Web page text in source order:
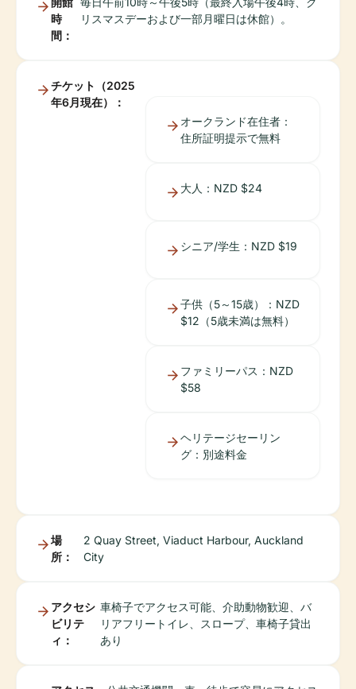
時
間：
リスマスデーおよび一部月曜日は休館）。
チケット（2025
年6月現在）：
オークランド在住者：
住所証明提示で無料
大人：NZD $24
シニア/学生：NZD $19
子供（5～15歳）：NZD
$12（5歳未満は無料）
ファミリーパス：NZD
$58
ヘリテージセーリン
グ：別途料金
場
所：
2 Quay Street, Viaduct Harbour, Auckland
City
アクセシ
ビリテ
ィ：
車椅子でアクセス可能、介助動物歓迎、バ
リアフリートイレ、スロープ、車椅子貸出
あり